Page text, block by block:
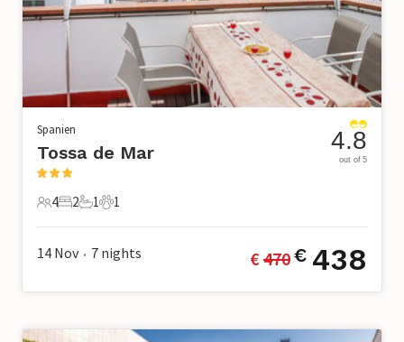
Spanien
Tossa de Mar
4 Gäste
4
2 Schlafzimmer
2
1 Badezimmer
1
1 Haustier
1
4.8
out of 5
14 Nov • 7 nights € 470€ 438